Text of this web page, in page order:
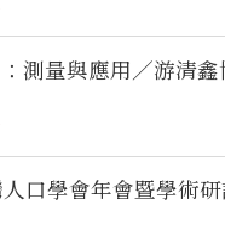
測量與應用／游清鑫
口學會年會暨學術